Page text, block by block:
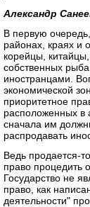
Александр
В первую
районах, краях и
корейцы,
собственных
иностранцами.
экономической
приоритетное
расположенных в
сначала им
распродавать
Ведь продается-
право процедить
Государство не
право, как
деятельности"